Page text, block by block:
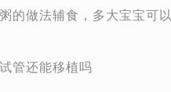
的做法辅食，多大宝宝可以
管还能移植吗